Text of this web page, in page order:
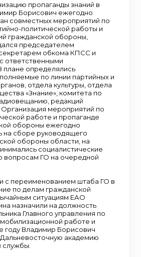
пропаганды знаний в
Борисович ежегодно
совместных мероприятий по
политической работы и
гражданской обороны,
председателем
обкома КПСС и
ответственными
плане определялись
по линии партийных и
отдела культуры, отдела
«Знание», комитета по
редакций
Организация мероприятий по
работе и пропаганде
обороны ежегодно
на сборе руководящего
обороны области, на
социалистические
вопросам ГО на очередной
с переименованием штаба ГО в
по делам гражданской
ситуациям ЕАО
назначили на должность
Главного управления по
работе и
году Владимир Борисович
академию
службы.